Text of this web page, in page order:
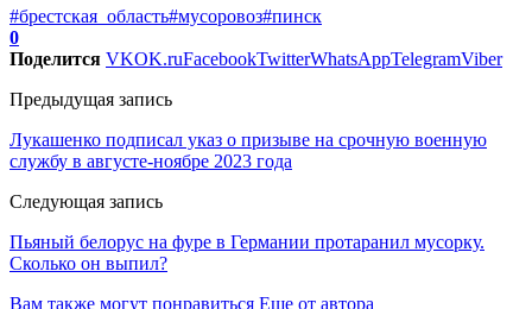
#брестская_область#мусоровоз#пинск
0
Поделится VKOK.ruFacebookTwitterWhatsAppTelegramViber
Предыдущая запись
Лукашенко подписал указ о призыве на срочную военную
службу в августе-ноябре 2023 года
Следующая запись
Пьяный белорус на фуре в Германии протаранил мусорку.
Сколько он выпил?
Вам также могут понравиться Еще от автора